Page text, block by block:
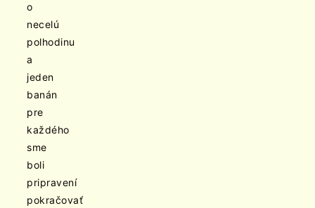
o
necelú
polhodinu
a
jeden
banán
pre
každého
sme
boli
pripravení
pokračovať